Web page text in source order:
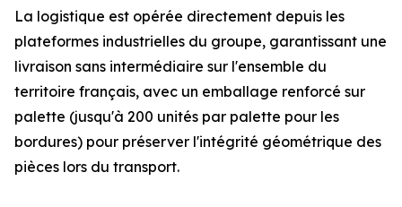
La logistique est opérée directement depuis les
plateformes industrielles du groupe, garantissant une
livraison sans intermédiaire sur l'ensemble du
territoire français, avec un emballage renforcé sur
palette (jusqu'à 200 unités par palette pour les
bordures) pour préserver l'intégrité géométrique des
pièces lors du transport.